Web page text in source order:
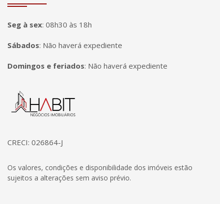
Seg à sex: 08h30 às 18h
Sábados: Não haverá expediente
Domingos e feriados: Não haverá expediente
Página inicial
CRECI: 026864-J
Os valores, condições e disponibilidade dos imóveis estão
sujeitos a alterações sem aviso prévio.